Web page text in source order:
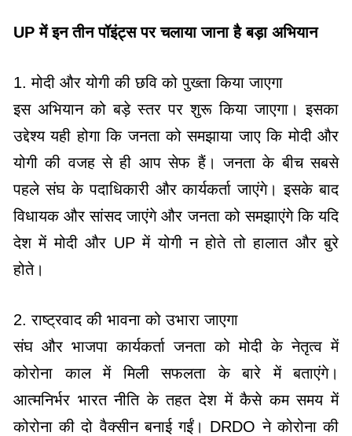
UP में इन तीन पॉइंट्स पर चलाया जाना है बड़ा अभियान
1. मोदी और योगी की छवि को पुख्ता किया जाएगा
इस अभियान को बड़े स्तर पर शुरू किया जाएगा। इसका
उद्देश्य यही होगा कि जनता को समझाया जाए कि मोदी और
योगी की वजह से ही आप सेफ हैं। जनता के बीच सबसे
पहले संघ के पदाधिकारी और कार्यकर्ता जाएंगे। इसके बाद
विधायक और सांसद जाएंगे और जनता को समझाएंगे कि यदि
देश में मोदी और UP में योगी न होते तो हालात और बुरे
होते।
2. राष्ट्रवाद की भावना को उभारा जाएगा
संघ और भाजपा कार्यकर्ता जनता को मोदी के नेतृत्व में
कोरोना काल में मिली सफलता के बारे में बताएंगे।
आत्मनिर्भर भारत नीति के तहत देश में कैसे कम समय में
कोरोना की दो वैक्सीन बनाई गईं। DRDO ने कोरोना की